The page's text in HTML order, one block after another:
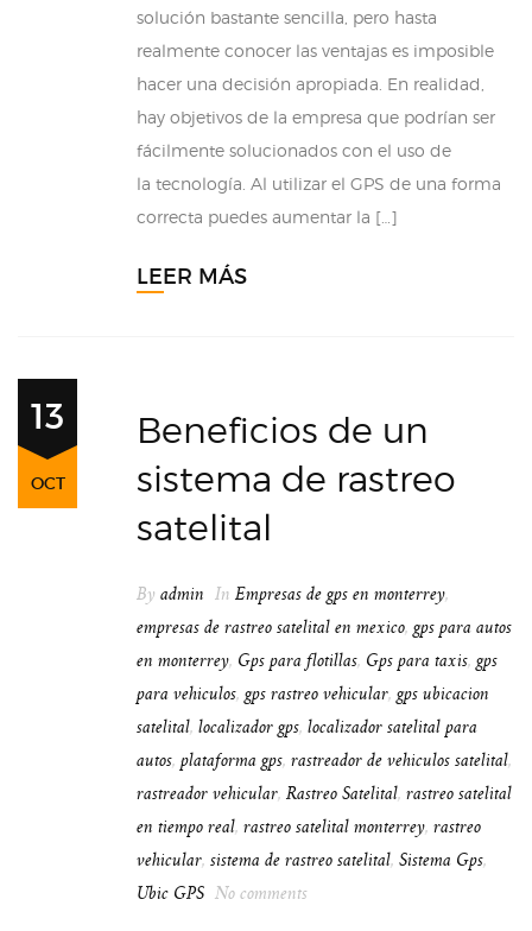
solución bastante sencilla, pero hasta
realmente conocer las ventajas es imposible
hacer una decisión apropiada. En realidad,
hay objetivos de la empresa que podrían ser
fácilmente solucionados con el uso de
la tecnología. Al utilizar el GPS de una forma
correcta puedes aumentar la […]
LEER MÁS
13
OCT
Beneficios de un
sistema de rastreo
satelital
By admin In Empresas de gps en monterrey,
empresas de rastreo satelital en mexico, gps para autos
en monterrey, Gps para flotillas, Gps para taxis, gps
para vehiculos, gps rastreo vehicular, gps ubicacion
satelital, localizador gps, localizador satelital para
autos, plataforma gps, rastreador de vehiculos satelital,
rastreador vehicular, Rastreo Satelital, rastreo satelital
en tiempo real, rastreo satelital monterrey, rastreo
vehicular, sistema de rastreo satelital, Sistema Gps,
Ubic GPS No comments